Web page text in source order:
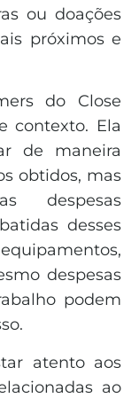
ou doações
próximos e
do Close
contexto. Ela
de maneira
obtidos, mas
despesas
desses
despesas
podem
atento aos
ao